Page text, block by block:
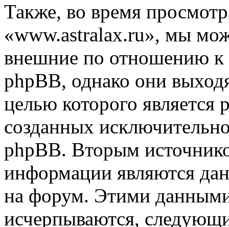
Также, во время
«www.astralax.ru», мы
внешние по отношению
phpBB, однако они
целью которого является
созданных
phpBB. Вторым
информации являются
на форум. Этими
исчерпываются,